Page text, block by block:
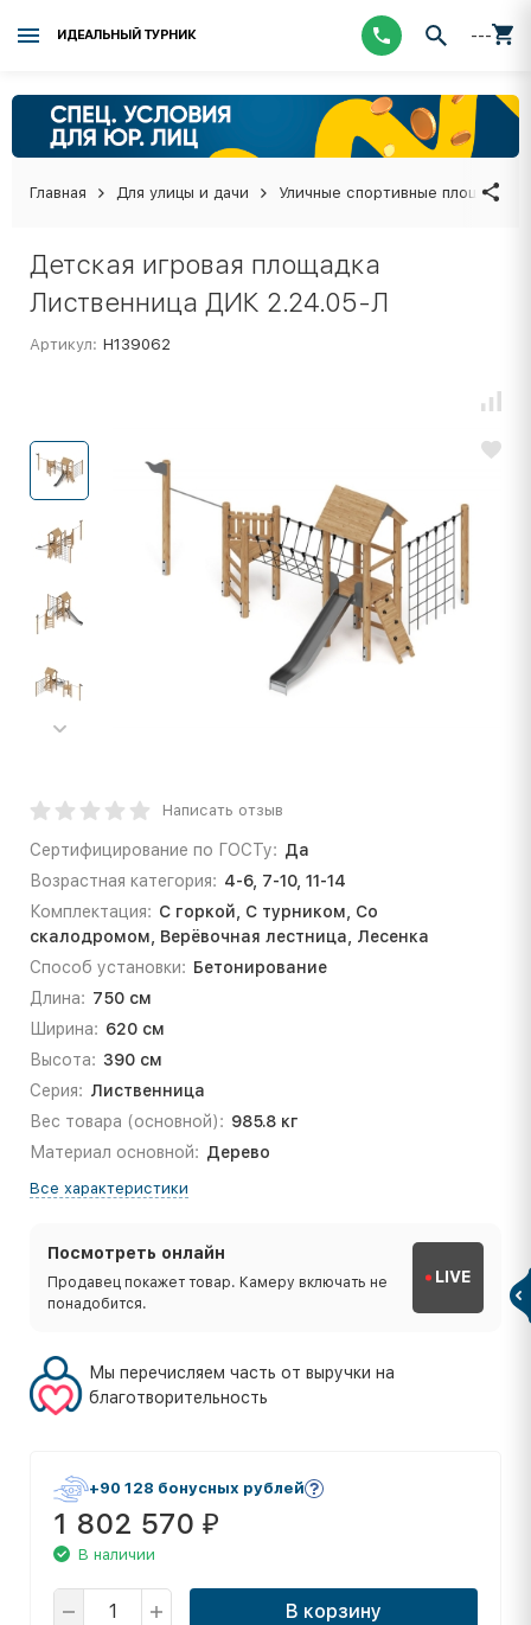
ИДЕАЛЬНЫЙ ТУРНИК ---
Главная Для улицы и дачи Уличные спортивные площадки
Детская игровая площадка
Лиственница ДИК 2.24.05-Л
Артикул: Н139062
Написать отзыв
Сертифицирование по ГОСТу: Да
Возрастная категория: 4-6, 7-10, 11-14
Комплектация: С горкой, С турником, Со
скалодромом, Верёвочная лестница, Лесенка
Способ установки: Бетонирование
Длина: 750 см
Ширина: 620 см
Высота: 390 см
Серия: Лиственница
Вес товара (основной): 985.8 кг
Материал основной: Дерево
Все характеристики
Посмотреть онлайн
Продавец покажет товар. Камеру включать не
понадобится.
LIVE
Мы перечисляем часть от выручки на
благотворительность
+90 128 бонусных рублей
1 802 570 ₽
В наличии
В корзину